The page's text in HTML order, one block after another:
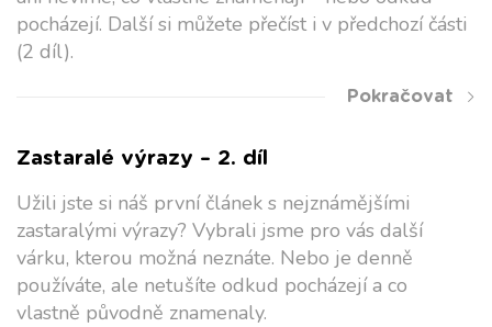
pocházejí. Další si můžete přečíst i v předchozí části
(2 díl).
Pokračovat
Zastaralé výrazy – 2. díl
Užili jste si náš první článek s nejznámějšími
zastaralými výrazy? Vybrali jsme pro vás další
várku, kterou možná neznáte. Nebo je denně
používáte, ale netušíte odkud pocházejí a co
vlastně původně znamenaly.